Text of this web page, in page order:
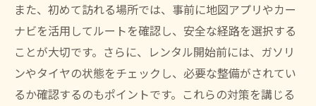
また、初めて訪れる場所では、事前に地図アプリやカー
ナビを活用してルートを確認し、安全な経路を選択する
ことが大切です。さらに、レンタル開始前には、ガソリ
ンやタイヤの状態をチェックし、必要な整備がされてい
るか確認するのもポイントです。これらの対策を講じる